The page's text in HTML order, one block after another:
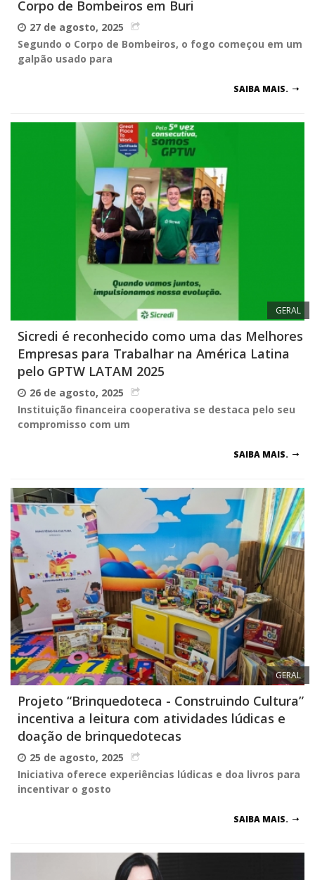
Corpo de Bombeiros em Buri
27 de agosto, 2025
Segundo o Corpo de Bombeiros, o fogo começou em um
galpão usado para
SAIBA MAIS.
GERAL
Sicredi é reconhecido como uma das Melhores
Empresas para Trabalhar na América Latina
pelo GPTW LATAM 2025
26 de agosto, 2025
Instituição financeira cooperativa se destaca pelo seu
compromisso com um
SAIBA MAIS.
GERAL
Projeto “Brinquedoteca - Construindo Cultura”
incentiva a leitura com atividades lúdicas e
doação de brinquedotecas
25 de agosto, 2025
Iniciativa oferece experiências lúdicas e doa livros para
incentivar o gosto
SAIBA MAIS.